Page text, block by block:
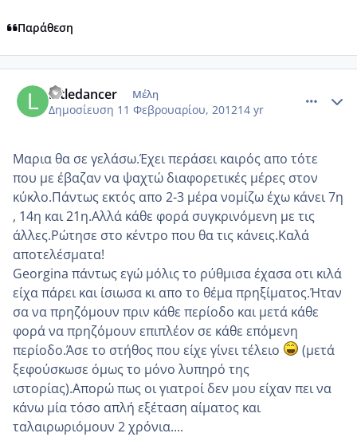
Παράθεση
littledancer Μέλη
Δημοσίευση 11 Φεβρουαρίου, 201214 yr
Μαρια θα σε γελάσω.Έχει περάσει καιρός απο τότε
που με έβαζαν να ψαχτώ διαφορετικές μέρες στον
κύκλο.Πάντως εκτός απο 2-3 μέρα νομίζω έχω κάνει 7η
, 14η και 21η.Αλλά κάθε φορά συγκρινόμενη με τις
άλλες.Ρώτησε στο κέντρο που θα τις κάνεις.Καλά
αποτελέσματα!
Georgina πάντως εγώ μόλις το ρύθμισα έχασα οτι κιλά
είχα πάρει και ίσιωσα κι απο το θέμα πρηξίματος.Ήταν
σα να πρηζόμουν πριν κάθε περίοδο και μετά κάθε
φορά να πρηζόμουν επιπλέον σε κάθε επόμενη
περίοδο.Άσε το στήθος που είχε γίνει τέλειο
(μετά
ξεφούσκωσε όμως το μόνο λυπηρό της
ιστορίας).Απορώ πως οι γιατροί δεν μου είχαν πει να
κάνω μία τόσο απλή εξέταση αίματος και
ταλαιρωριόμουν 2 χρόνια....